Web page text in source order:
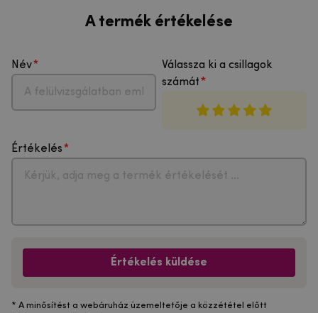
A termék értékelése
Név
Válassza ki a csillagok
számát
Értékelés
Értékelés küldése
* A minősítést a webáruház üzemeltetője a közzététel előtt